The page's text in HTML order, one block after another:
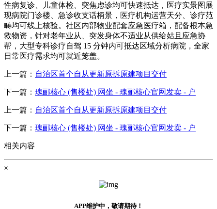
性病复诊、儿童体检、突焦虑诊均可快速抵达，医疗实景图展
现病院门诊楼、急诊收支话柄景，医疗机构运营天分、诊疗范
畴均可线上核验。社区内部物业配套应急医疗箱，配备根本急
救物资，针对老年业从、突发身体不适业从供给姑且应急协
帮，大型专科诊疗自驾 15 分钟内可抵达区域分析病院，全家
日常医疗需求均可就近笼盖。
上一篇： 自治区首个自从更新原拆原建项目交付
下一篇： 瑰郦核心 (售楼处) 网坐 - 瑰郦核心官网发卖 - 户
上一篇： 自治区首个自从更新原拆原建项目交付
下一篇： 瑰郦核心 (售楼处) 网坐 - 瑰郦核心官网发卖 - 户
相关内容
×
APP维护中，敬请期待！